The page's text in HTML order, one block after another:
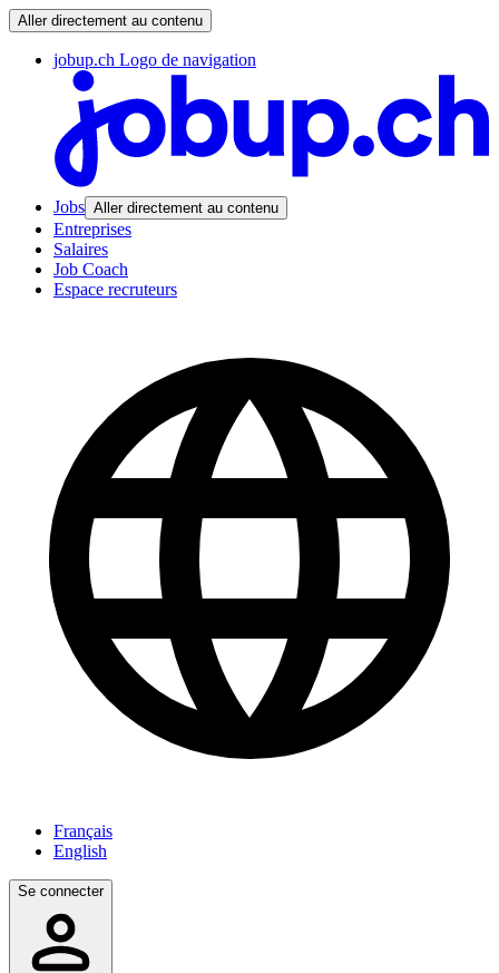
Aller directement au contenu
jobup.ch Logo de navigation
Jobs Aller directement au contenu
Entreprises
Salaires
Job Coach
Espace recruteurs
Français
English
Se connecter